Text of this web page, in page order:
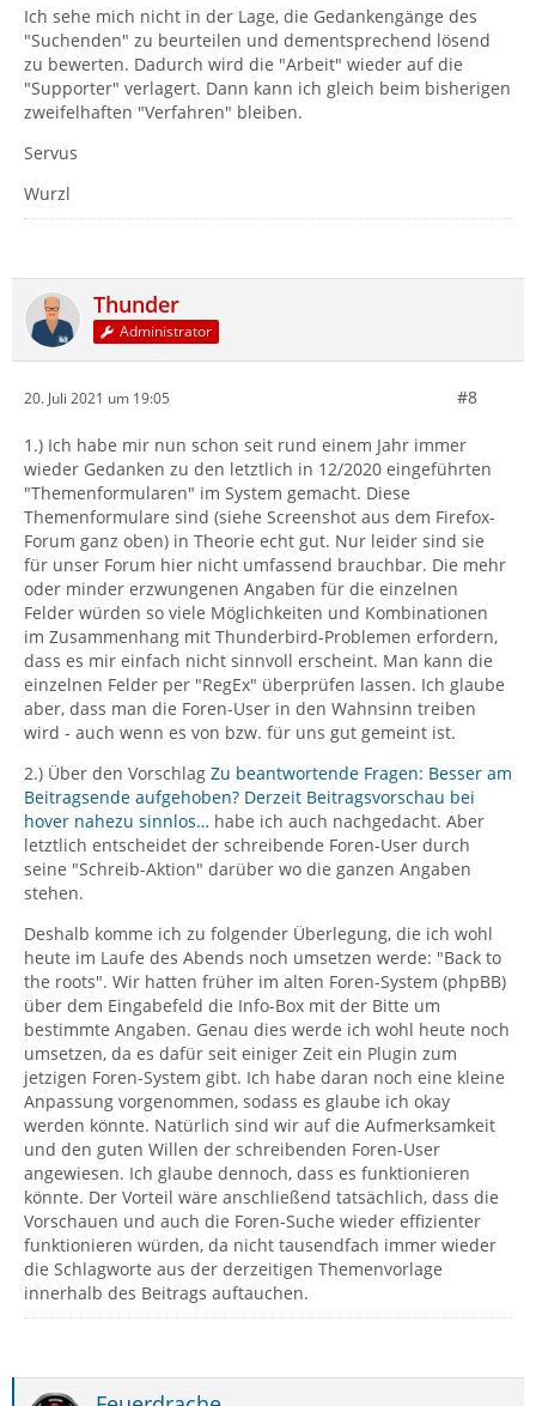
Ich sehe mich nicht in der Lage, die Gedankengänge des
"Suchenden" zu beurteilen und dementsprechend lösend
zu bewerten. Dadurch wird die "Arbeit" wieder auf die
"Supporter" verlagert. Dann kann ich gleich beim bisherigen
zweifelhaften "Verfahren" bleiben.
Servus
Wurzl
Thunder
Administrator
20. Juli 2021 um 19:05 #8
1.) Ich habe mir nun schon seit rund einem Jahr immer
wieder Gedanken zu den letztlich in 12/2020 eingeführten
"Themenformularen" im System gemacht. Diese
Themenformulare sind (siehe Screenshot aus dem Firefox-
Forum ganz oben) in Theorie echt gut. Nur leider sind sie
für unser Forum hier nicht umfassend brauchbar. Die mehr
oder minder erzwungenen Angaben für die einzelnen
Felder würden so viele Möglichkeiten und Kombinationen
im Zusammenhang mit Thunderbird-Problemen erfordern,
dass es mir einfach nicht sinnvoll erscheint. Man kann die
einzelnen Felder per "RegEx" überprüfen lassen. Ich glaube
aber, dass man die Foren-User in den Wahnsinn treiben
wird - auch wenn es von bzw. für uns gut gemeint ist.
2.) Über den Vorschlag Zu beantwortende Fragen: Besser am
Beitragsende aufgehoben? Derzeit Beitragsvorschau bei
hover nahezu sinnlos… habe ich auch nachgedacht. Aber
letztlich entscheidet der schreibende Foren-User durch
seine "Schreib-Aktion" darüber wo die ganzen Angaben
stehen.
Deshalb komme ich zu folgender Überlegung, die ich wohl
heute im Laufe des Abends noch umsetzen werde: "Back to
the roots". Wir hatten früher im alten Foren-System (phpBB)
über dem Eingabefeld die Info-Box mit der Bitte um
bestimmte Angaben. Genau dies werde ich wohl heute noch
umsetzen, da es dafür seit einiger Zeit ein Plugin zum
jetzigen Foren-System gibt. Ich habe daran noch eine kleine
Anpassung vorgenommen, sodass es glaube ich okay
werden könnte. Natürlich sind wir auf die Aufmerksamkeit
und den guten Willen der schreibenden Foren-User
angewiesen. Ich glaube dennoch, dass es funktionieren
könnte. Der Vorteil wäre anschließend tatsächlich, dass die
Vorschauen und auch die Foren-Suche wieder effizienter
funktionieren würden, da nicht tausendfach immer wieder
die Schlagworte aus der derzeitigen Themenvorlage
innerhalb des Beitrags auftauchen.